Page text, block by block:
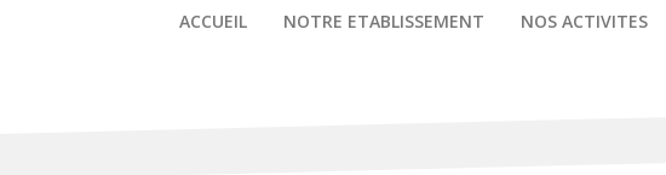
ACCUEIL NOTRE ETABLISSEMENT NOS ACTIVITES